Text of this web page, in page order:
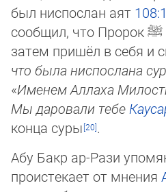
был ниспослан аят 108:1
сообщил, что Пророкﷺ
затем пришёл в себя и
что была ниспослана
«Именем Аллаха
Мы даровали тебе
конца суры
.
Абу Бакр ар-Рази
проистекает от мнения